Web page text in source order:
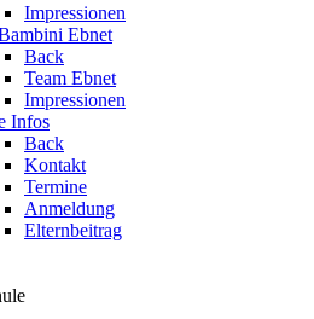
Impressionen
Ebnet
Back
Team Ebnet
Impressionen
Infos
Back
Kontakt
Termine
Anmeldung
Elternbeitrag